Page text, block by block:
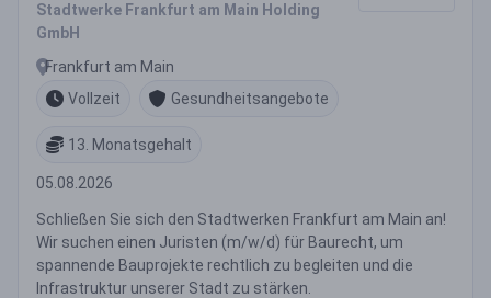
Stadtwerke Frankfurt am Main Holding
GmbH
Frankfurt am Main
Vollzeit
Gesundheitsangebote
13. Monatsgehalt
05.08.2026
Schließen Sie sich den Stadtwerken Frankfurt am Main an!
Wir suchen einen Juristen (m/w/d) für Baurecht, um
spannende Bauprojekte rechtlich zu begleiten und die
Infrastruktur unserer Stadt zu stärken.